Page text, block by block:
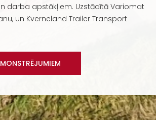
darba apstākļiem. Uzstādītā Variomat
un Kverneland Trailer Transport